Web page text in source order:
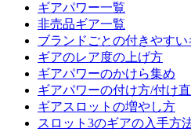
ギアパワー一覧
非売品ギア一覧
ブランドごとの付きやすい
ギアのレア度の上げ方
ギアパワーのかけら集め
ギアパワーの付け方/付け
ギアスロットの増やし方
スロット3のギアの入手方